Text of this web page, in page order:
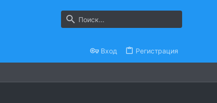
Вход Регистрация